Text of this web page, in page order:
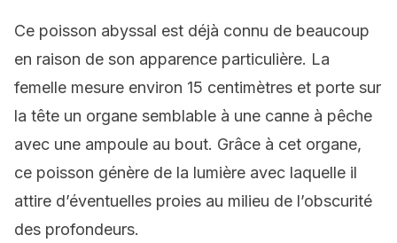
Ce poisson abyssal est déjà connu de beaucoup
en raison de son apparence particulière. La
femelle mesure environ 15 centimètres et porte sur
la tête un organe semblable à une canne à pêche
avec une ampoule au bout. Grâce à cet organe,
ce poisson génère de la lumière avec laquelle il
attire d’éventuelles proies au milieu de l’obscurité
des profondeurs.